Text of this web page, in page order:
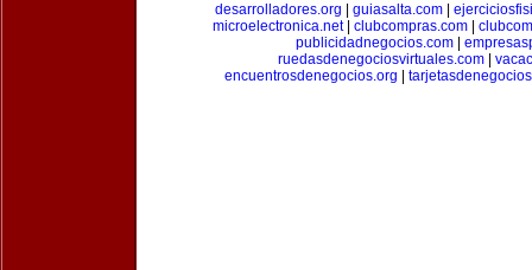
desarrolladores.org
guiasalta.com|
microelectronica.net| clubcompras.com
publicidadnegocios.com
ruedasdenegociosvirtuales.com|
encuentrosdenegocios.org